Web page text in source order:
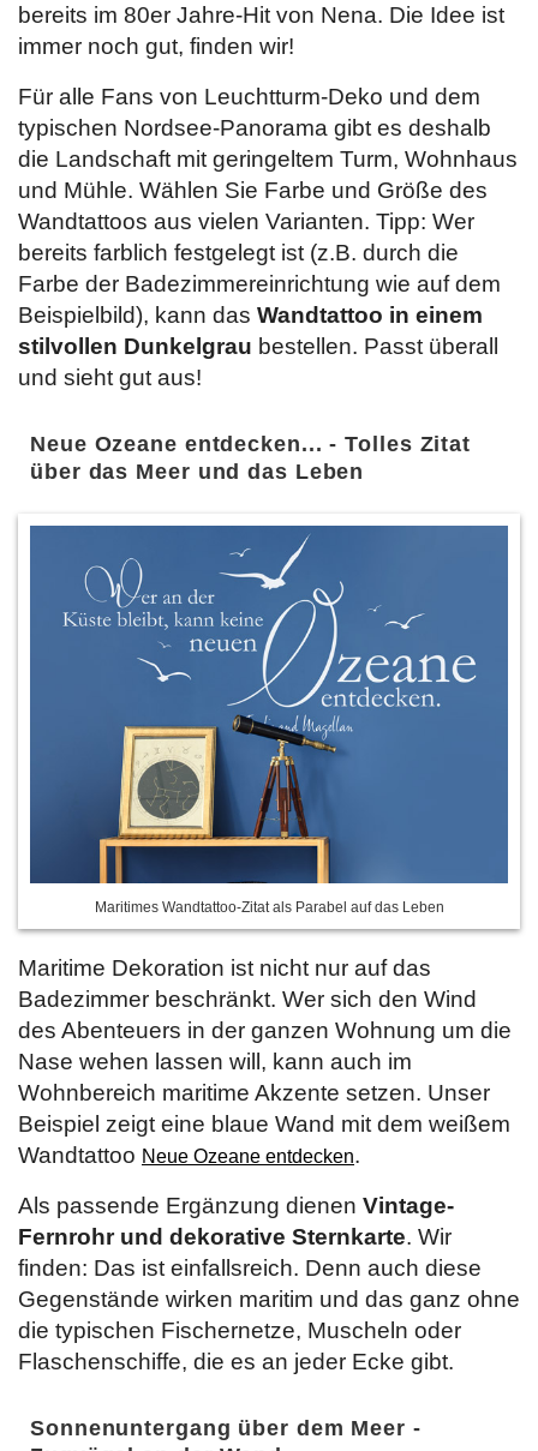
bereits im 80er Jahre-Hit von Nena. Die Idee ist
immer noch gut, finden wir!
Für alle Fans von Leuchtturm-Deko und dem
typischen Nordsee-Panorama gibt es deshalb
die Landschaft mit geringeltem Turm, Wohnhaus
und Mühle. Wählen Sie Farbe und Größe des
Wandtattoos aus vielen Varianten. Tipp: Wer
bereits farblich festgelegt ist (z.B. durch die
Farbe der Badezimmereinrichtung wie auf dem
Beispielbild), kann das Wandtattoo in einem
stilvollen Dunkelgrau bestellen. Passt überall
und sieht gut aus!
Neue Ozeane entdecken... - Tolles Zitat
über das Meer und das Leben
Maritimes Wandtattoo-Zitat als Parabel auf das Leben
Maritime Dekoration ist nicht nur auf das
Badezimmer beschränkt. Wer sich den Wind
des Abenteuers in der ganzen Wohnung um die
Nase wehen lassen will, kann auch im
Wohnbereich maritime Akzente setzen. Unser
Beispiel zeigt eine blaue Wand mit dem weißem
Wandtattoo Neue Ozeane entdecken.
Als passende Ergänzung dienen Vintage-
Fernrohr und dekorative Sternkarte. Wir
finden: Das ist einfallsreich. Denn auch diese
Gegenstände wirken maritim und das ganz ohne
die typischen Fischernetze, Muscheln oder
Flaschenschiffe, die es an jeder Ecke gibt.
Sonnenuntergang über dem Meer -